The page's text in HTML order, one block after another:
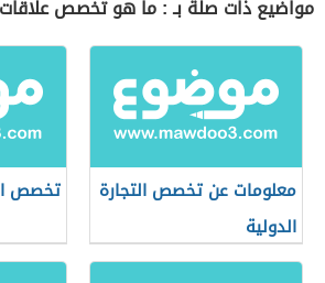
مواضيع ذات صلة بـ : ما هو تخصص
معلومات عن تخصص التجارة
الدولية
تخصص